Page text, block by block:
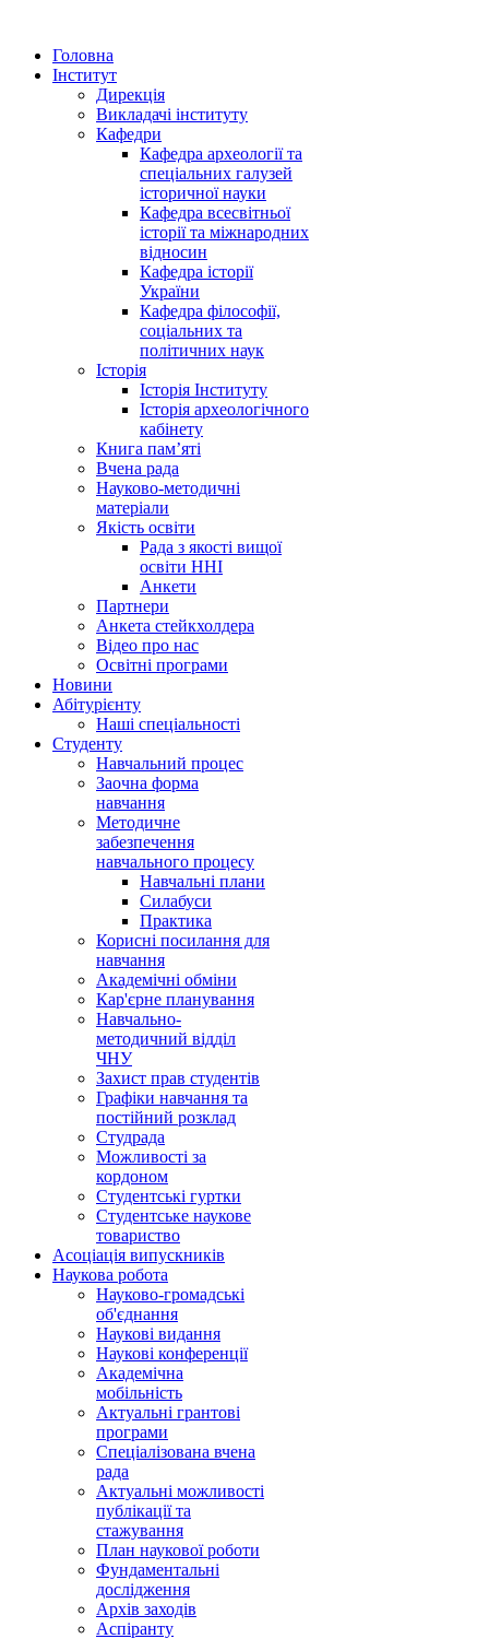
Головна
Інститут
Дирекція
Викладачі інституту
Кафедри
Кафедра археології та
спеціальних галузей
історичної науки
Кафедра всесвітньої
історії та міжнародних
відносин
Кафедра історії
України
Кафедра філософії,
соціальних та
політичних наук
Історія
Історія Інституту
Історія археологічного
кабінету
Книга памʼяті
Вчена рада
Науково-методичні
матеріали
Якість освіти
Рада з якості вищої
освіти ННІ
Анкети
Партнери
Анкета стейкхолдера
Відео про нас
Освітні програми
Hовини
Абітурієнту
Наші спеціальності
Студенту
Навчальний процес
Заочна форма
навчання
Методичне
забезпечення
навчального процесу
Навчальні плани
Силабуси
Практика
Корисні посилання для
навчання
Академічні обміни
Кар'єрне планування
Навчально-
методичний відділ
ЧНУ
Захист прав студентів
Графіки навчання та
постійний розклад
Студрада
Можливості за
кордоном
Студентські гуртки
Студентське наукове
товариство
Асоціація випускників
Наукова робота
Науково-громадські
об'єднання
Наукові видання
Наукові конференції
Академічна
мобільність
Актуальні грантові
програми
Спеціалізована вчена
рада
Актуальні можливості
публікації та
стажування
План наукової роботи
Фундаментальні
дослідження
Архів заходів
Аспіранту